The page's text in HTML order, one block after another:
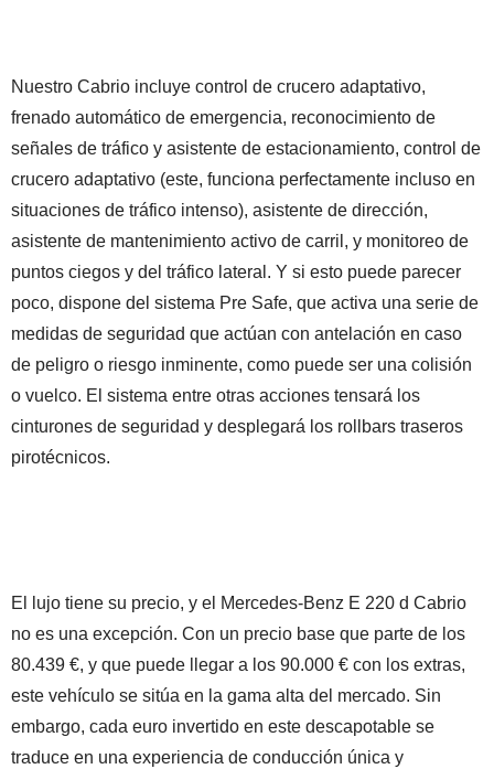
Nuestro Cabrio incluye control de crucero adaptativo,
frenado automático de emergencia, reconocimiento de
señales de tráfico y asistente de estacionamiento, control de
crucero adaptativo (este, funciona perfectamente incluso en
situaciones de tráfico intenso), asistente de dirección,
asistente de mantenimiento activo de carril, y monitoreo de
puntos ciegos y del tráfico lateral. Y si esto puede parecer
poco, dispone del sistema Pre Safe, que activa una serie de
medidas de seguridad que actúan con antelación en caso
de peligro o riesgo inminente, como puede ser una colisión
o vuelco. El sistema entre otras acciones tensará los
cinturones de seguridad y desplegará los rollbars traseros
pirotécnicos.
El lujo tiene su precio, y el Mercedes-Benz E 220 d Cabrio
no es una excepción. Con un precio base que parte de los
80.439 €, y que puede llegar a los 90.000 € con los extras,
este vehículo se sitúa en la gama alta del mercado. Sin
embargo, cada euro invertido en este descapotable se
traduce en una experiencia de conducción única y